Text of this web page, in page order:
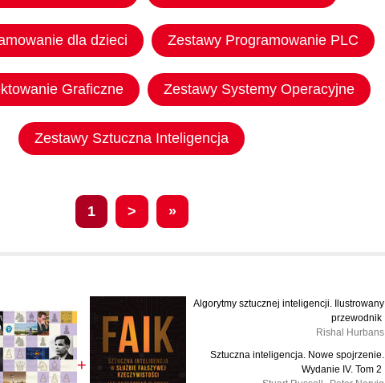
dla dzieci Zestawy Programowanie PLC
Graficzne Zestawy Systemy Operacyjne
Zestawy Sztuczna Inteligencja
1 > »
+
Algorytmy sztucznej inteligencji. Ilustrowany
przewodnik
Rishal Hurbans
Sztuczna inteligencja. Nowe spojrzenie.
Wydanie IV. Tom 2